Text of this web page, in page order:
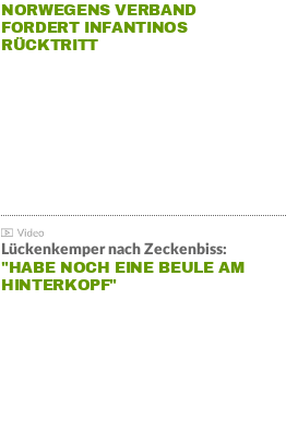
NORWEGENS VERBAND
FORDERT INFANTINOS
RÜCKTRITT
Lückenkemper nach Zeckenbiss:
"HABE NOCH EINE BEULE AM
HINTERKOPF"